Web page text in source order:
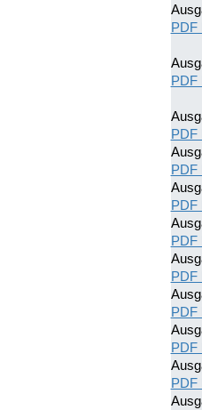
PDF
PDF
PDF
PDF
PDF
PDF
PDF
PDF
PDF
PDF